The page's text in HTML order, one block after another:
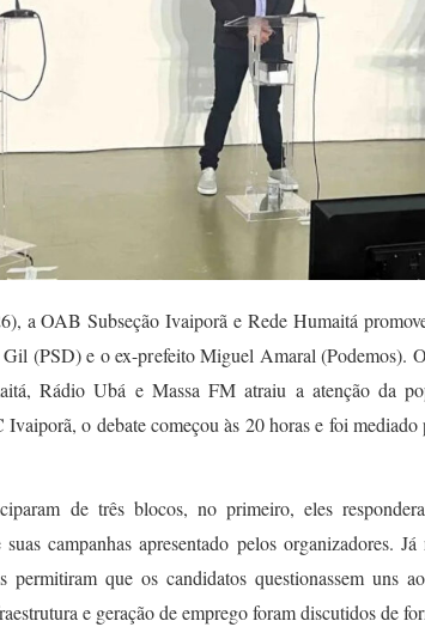
a OAB Subseção Ivaiporã e Rede Humaitá
(PSD) e o ex-prefeito Miguel Amaral (Podemos).
Rádio Ubá e Massa FM atraiu a atenção da
o debate começou às 20 horas e foi mediado
de três blocos, no primeiro, eles
campanhas apresentado pelos organizadores.
permitiram que os candidatos questionassem uns
e geração de emprego foram discutidos de